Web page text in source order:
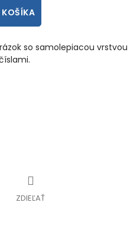
so samolepiacou vrstvou
ZDIEĽAŤ